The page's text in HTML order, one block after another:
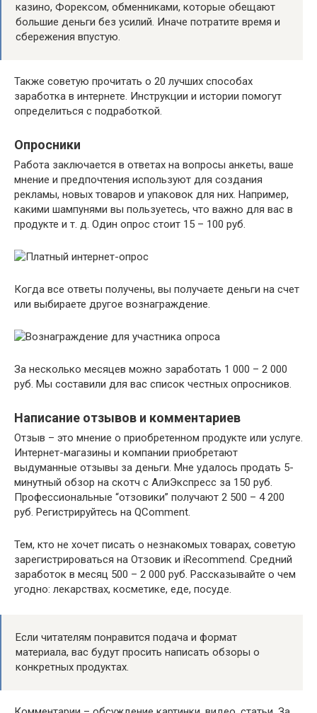
казино, Форексом, обменниками, которые обещают
большие деньги без усилий. Иначе потратите время и
сбережения впустую.
Также советую прочитать о 20 лучших способах
заработка в интернете. Инструкции и истории помогут
определиться с подработкой.
Опросники
Работа заключается в ответах на вопросы анкеты, ваше
мнение и предпочтения используют для создания
рекламы, новых товаров и упаковок для них. Например,
какими шампунями вы пользуетесь, что важно для вас в
продукте и т. д. Один опрос стоит 15 – 100 руб.
Когда все ответы получены, вы получаете деньги на счет
или выбираете другое вознаграждение.
За несколько месяцев можно заработать 1 000 – 2 000
руб. Мы составили для вас список честных опросников.
Написание отзывов и комментариев
Отзыв – это мнение о приобретенном продукте или услуге.
Интернет-магазины и компании приобретают
выдуманные отзывы за деньги. Мне удалось продать 5-
минутный обзор на скотч с АлиЭкспресс за 150 руб.
Профессиональные “отзовики” получают 2 500 – 4 200
руб. Регистрируйтесь на QComment.
Тем, кто не хочет писать о незнакомых товарах, советую
зарегистрироваться на Отзовик и iRecommend. Средний
заработок в месяц 500 – 2 000 руб. Рассказывайте о чем
угодно: лекарствах, косметике, еде, посуде.
Если читателям понравится подача и формат
материала, вас будут просить написать обзоры о
конкретных продуктах.